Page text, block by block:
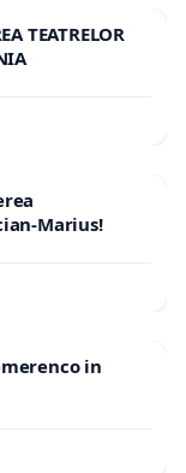
TEATRELOR
Marius!
in